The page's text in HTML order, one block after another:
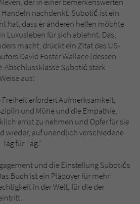
nachdenkt. Subotić ist ein
hat, dass er anderen helfen möchte
Luxusleben für sich ablehnt. Das,
macht, drückt ein Zitat des US-
David Foster Wallace (dessen
Abschlussklasse Subotić stark
aus:
erfordert Aufmerksamkeit,
und Mühe und die Empathie,
ernst zu nehmen und Opfer für sie
wieder, auf unendlich verschiedene
für Tag.“
und die Einstellung Subotićs
Buch ist ein Plädoyer für mehr
in der Welt, für die der